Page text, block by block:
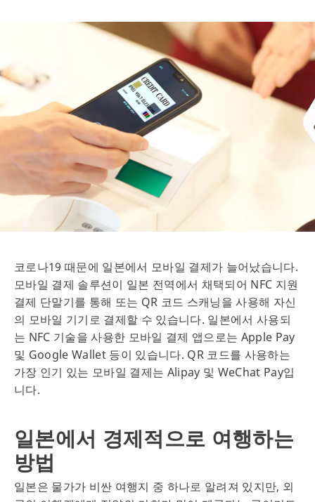
코로나19 때문에 일본에서 모바일 결제가 늘어났습니다.
모바일 결제 솔루션이 일본 전역에서 채택되어 NFC 지원
결제 단말기를 통해 또는 QR 코드 스캐닝을 사용해 자신
의 모바일 기기로 결제할 수 있습니다. 일본에서 사용되
는 NFC 기술을 사용한 모바일 결제 앱으로는 Apple Pay
및 Google Wallet 등이 있습니다. QR 코드를 사용하는
가장 인기 있는 모바일 결제는 Alipay 및 WeChat Pay입
니다.
일본에서 경제적으로 여행하는
방법
일본은 물가가 비싼 여행지 중 하나로 알려져 있지만, 외